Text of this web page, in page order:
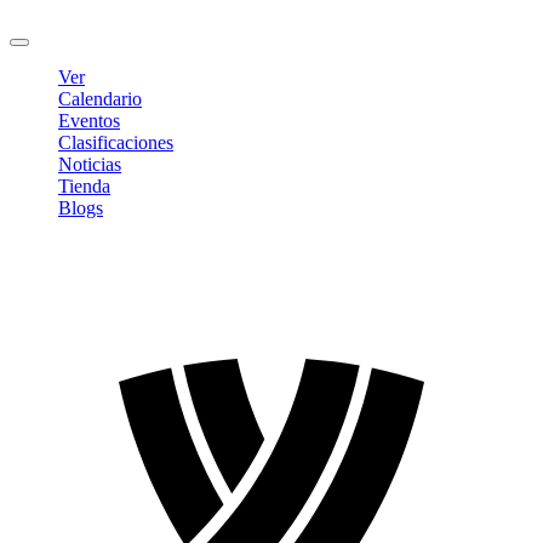
Ver
Calendario
Eventos
Clasificaciones
Noticias
Tienda
Blogs